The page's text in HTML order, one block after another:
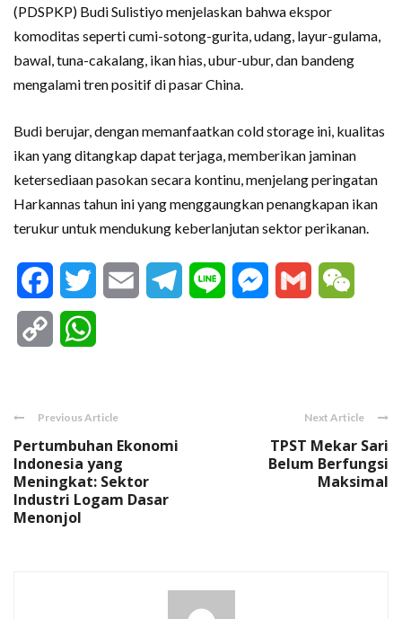
(PDSPKP) Budi Sulistiyo menjelaskan bahwa ekspor
komoditas seperti cumi-sotong-gurita, udang, layur-gulama,
bawal, tuna-cakalang, ikan hias, ubur-ubur, dan bandeng
mengalami tren positif di pasar China.
Budi berujar, dengan memanfaatkan cold storage ini, kualitas
ikan yang ditangkap dapat terjaga, memberikan jaminan
ketersediaan pasokan secara kontinu, menjelang peringatan
Harkannas tahun ini yang menggaungkan penangkapan ikan
terukur untuk mendukung keberlanjutan sektor perikanan.
FacebookTwitter Email Telegram
Line Messenger
Gmail
Copy
Previous Article
Pertumbuhan Ekonomi
Indonesia yang
Meningkat: Sektor
Industri Logam Dasar
Menonjol
Next Article
TPST Mekar Sari
Belum Berfungsi
Maksimal